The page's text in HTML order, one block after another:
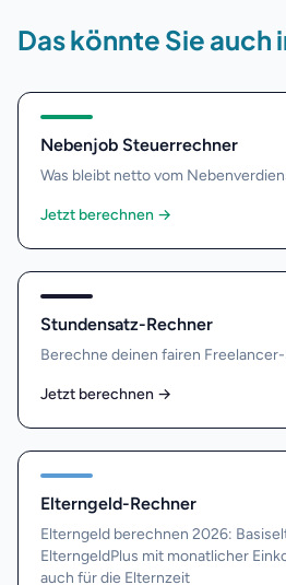
Das könnte Sie auch
Nebenjob Steuerrechner
Was bleibt netto vom
Jetzt berechnen →
Stundensatz-Rechner
Berechne deinen fairen
Jetzt berechnen →
Elterngeld-Rechner
Elterngeld berechnen 2026:
ElterngeldPlus mit monatlicher
auch für die Elternzeit